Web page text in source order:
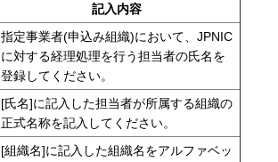
記入内容
指定事業者(申込み組織)において、JPNIC
に対する経理処理を行う担当者の氏名を
登録してください。
[氏名]に記入した担当者が所属する組織の
正式名称を記入してください。
[組織名]に記入した組織名をアルファベッ